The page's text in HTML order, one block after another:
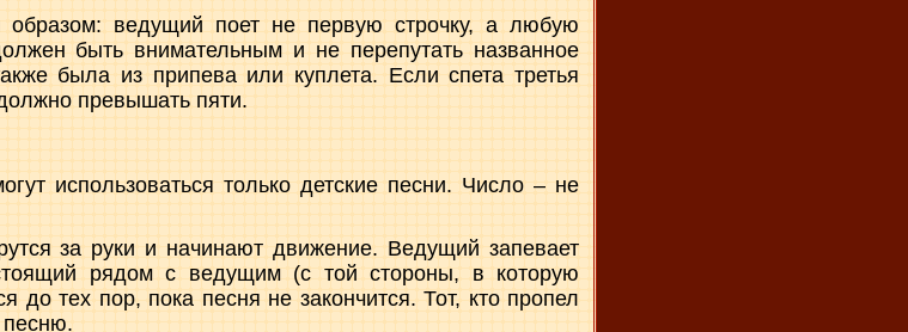
ведущий поет не первую строчку, а любую
быть внимательным и не перепутать названное
была из припева или куплета. Если спета третья
превышать пяти.
использоваться только детские песни. Число – не
за руки и начинают движение. Ведущий запевает
рядом с ведущим (с той стороны, в которую
до тех пор, пока песня не закончится. Тот, кто пропел
песню.